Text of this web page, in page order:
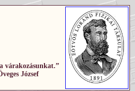
várakozásunkat.”
József